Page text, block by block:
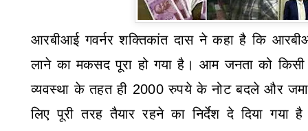
आरबीआई गवर्नर शक्तिकांत दास ने कहा है कि
लाने का मकसद पूरा हो गया है। आम जनता को
व्यवस्था के तहत ही 2000रुपये के नोट बदले और
लिए पूरी तरह तैयार रहने का निर्देश दे दिया गया